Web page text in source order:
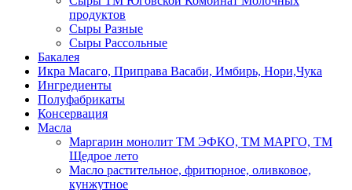
продуктов
Сыры Разные
Сыры Рассольные
Бакалея
Икра Масаго, Приправа Васаби, Имбирь, Нори,Чука
Ингредиенты
Полуфабрикаты
Консервация
Масла
Маргарин монолит ТМ ЭФКО, ТМ МАРГО, ТМ
Щедрое лето
Масло растительное, фритюрное, оливковое,
кунжутное